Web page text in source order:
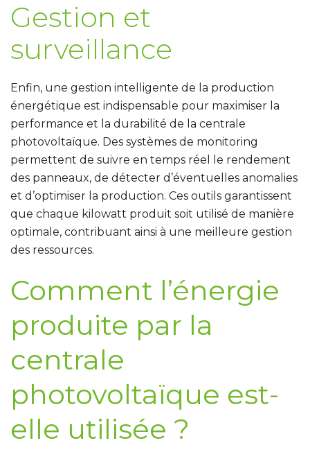
Gestion et
surveillance
Enfin, une gestion intelligente de la production
énergétique est indispensable pour maximiser la
performance et la durabilité de la centrale
photovoltaïque. Des systèmes de monitoring
permettent de suivre en temps réel le rendement
des panneaux, de détecter d’éventuelles anomalies
et d’optimiser la production. Ces outils garantissent
que chaque kilowatt produit soit utilisé de manière
optimale, contribuant ainsi à une meilleure gestion
des ressources.
Comment l’énergie
produite par la
centrale
photovoltaïque est-
elle utilisée ?